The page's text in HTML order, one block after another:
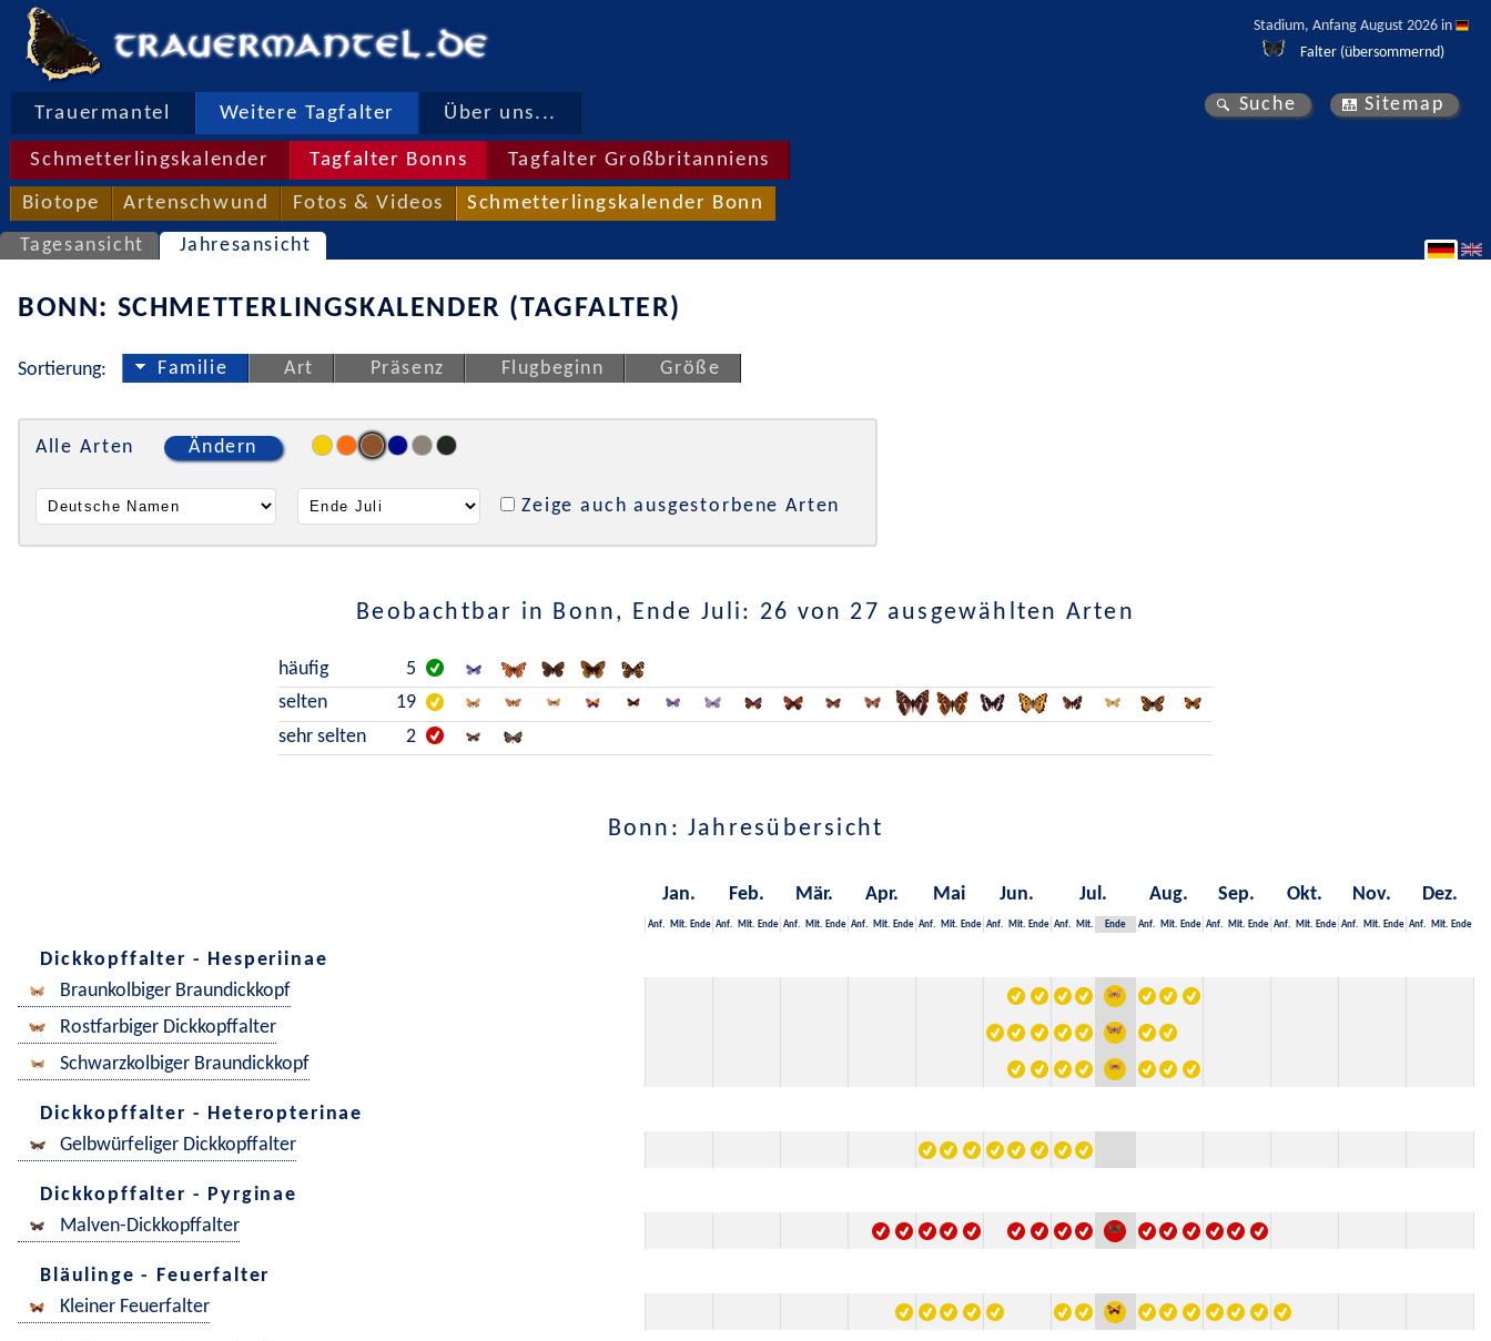
Stadium, Anfang August 2026 in
Falter (übersommernd)
Trauermantel Weitere Tagfalter Über uns...
Schmetterlingskalender Tagfalter Bonns Tagfalter Großbritanniens
Biotope Artenschwund Fotos & Videos Schmetterlingskalender Bonn
Suche Sitemap
Tagesansicht Jahresansicht
BONN: SCHMETTERLINGSKALENDER (TAGFALTER)
Sortierung: Familie Art Präsenz Flugbeginn Größe
Alle Arten Ändern
Zeige auch ausgestorbene Arten
Beobachtbar in Bonn, Ende Juli: 26 von 27 ausgewählten Arten
häufig
5
selten
19
sehr selten
2
Bonn: Jahresübersicht
Jan. Feb. Mär. Apr. Mai Jun. Jul. Aug. Sep. Okt. Nov. Dez.
Anf. Mit. Ende Anf. Mit. Ende Anf. Mit. Ende Anf. Mit. Ende Anf. Mit. Ende Anf. Mit. Ende Anf. Mit. Ende Anf. Mit. Ende Anf. Mit. Ende Anf. Mit. Ende Anf. Mit. Ende Anf. Mit. Ende
Dickkopffalter - Hesperiinae
Braunkolbiger Braundickkopf
Rostfarbiger Dickkopffalter
Schwarzkolbiger Braundickkopf
Dickkopffalter - Heteropterinae
Gelbwürfeliger Dickkopffalter
Dickkopffalter - Pyrginae
Malven-Dickkopffalter
Bläulinge - Feuerfalter
Kleiner Feuerfalter